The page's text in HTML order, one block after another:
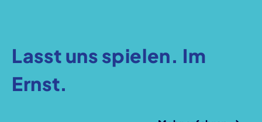
Lasst uns spielen. Im
Ernst.